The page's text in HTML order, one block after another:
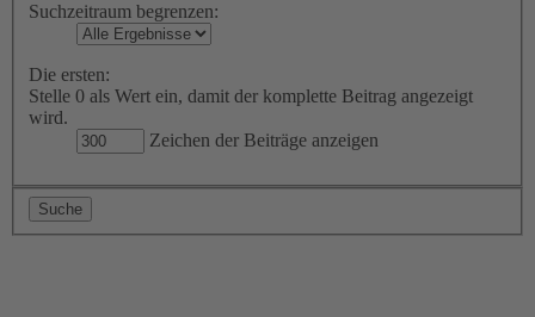
Suchzeitraum begrenzen:
Die ersten:
Stelle 0 als Wert ein, damit der komplette Beitrag angezeigt
wird.
Zeichen der Beiträge anzeigen